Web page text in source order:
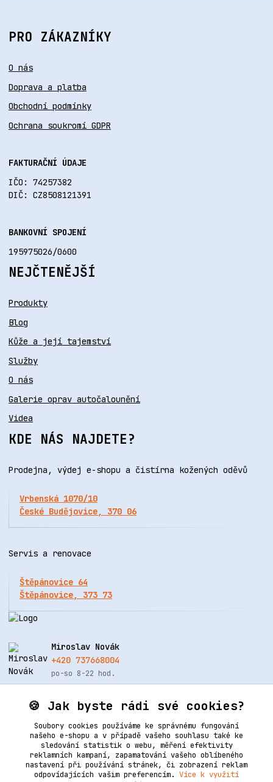
PRO ZÁKAZNÍKY
O nás
Doprava a platba
Obchodní podmínky
Ochrana soukromí GDPR
FAKTURAČNÍ ÚDAJE
IČO: 74257382
DIČ: CZ8508121391
BANKOVNÍ SPOJENÍ
195975026/0600
NEJČTENĚJŠÍ
Produkty
Blog
Kůže a její tajemství
Služby
O nás
Galerie oprav autočalounění
Videa
KDE NÁS NAJDETE?
Prodejna, výdej e-shopu a čistírna kožených oděvů
Vrbenská 1070/10
České Budějovice, 370 06
Servis a renovace
Štěpánovice 64
Štěpánovice, 373 73
Miroslav Novák
+420 737668004
po-so 8-22 hod.
info@renovacekuze.cz
🍪 Jak byste rádi své cookies?
Soubory cookies používáme ke správnému fungování
našeho e-shopu a v případě vašeho souhlasu také ke
sledování statistik o webu, měření efektivity
reklamních kampaní, zapamatování vašeho oblíbeného
nastavení při používání stránek, či zobrazení reklam
odpovídajících vašim preferencím. Více k využití